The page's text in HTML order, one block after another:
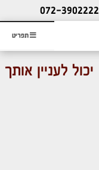
תפריט
ליעוץ חינם
והזמנת כרטיס שמחות
072-3902222
יכול לעניין אותך